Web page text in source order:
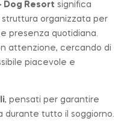
Dog Resort significa
organizzata per
presenza quotidiana.
attenzione, cercando di
piacevole e
, pensati per garantire
durante tutto il soggiorno.